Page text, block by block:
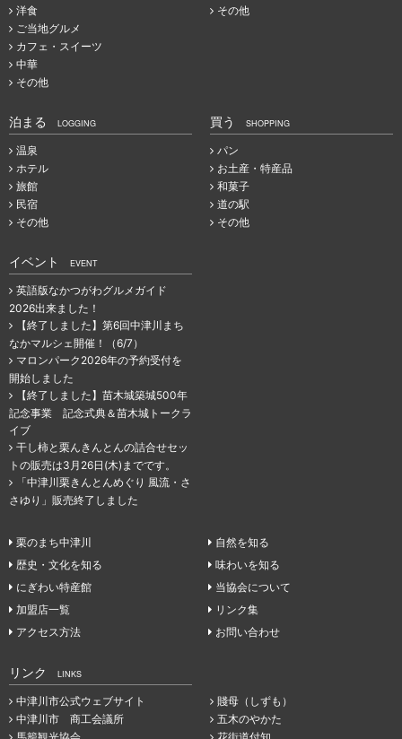
洋食
ご当地グルメ
カフェ・スイーツ
中華
その他
その他
泊まる LOGGING
温泉
ホテル
旅館
民宿
その他
買う SHOPPING
パン
お土産・特産品
和菓子
道の駅
その他
イベント EVENT
英語版なかつがわグルメガイド
2026出来ました！
【終了しました】第6回中津川まち
なかマルシェ開催！（6/7）
マロンパーク2026年の予約受付を
開始しました
【終了しました】苗木城築城500年
記念事業 記念式典＆苗木城トークラ
イブ
干し柿と栗んきんとんの詰合せセッ
トの販売は3月26日(木)までです。
「中津川栗きんとんめぐり 風流・さ
さゆり」販売終了しました
栗のまち中津川
自然を知る
歴史・文化を知る
味わいを知る
にぎわい特産館
当協会について
加盟店一覧
リンク集
アクセス方法
お問い合わせ
リンク LINKS
中津川市公式ウェブサイト
中津川市 商工会議所
賤母（しずも）
五木のやかた